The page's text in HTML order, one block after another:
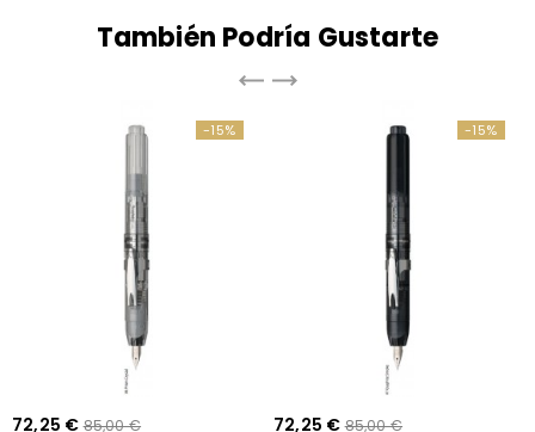
También Podría Gustarte
-15%
72,25 € 85,00 €
-15%
72,25 € 85,00 €